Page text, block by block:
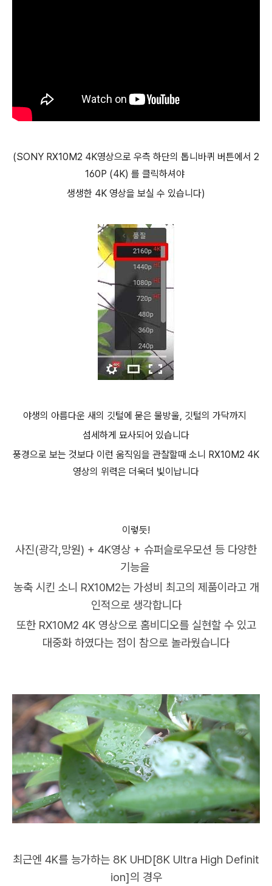
(SONY RX10M2 4K영상으로 우측 하단의 톱니바퀴 버튼에서 2
160P (4K) 를 클릭하셔야
생생한 4K 영상을 보실 수 있습니다)
야생의 아름다운 새의 깃털에 묻은 물방울, 깃털의 가닥까지
섬세하게 묘사되어 있습니다
풍경으로 보는 것보다 이런 움직임을 관찰할때 소니 RX10M2 4K
영상의 위력은 더욱더 빛이납니다
이렇듯!
사진(광각,망원) + 4K영상 + 슈퍼슬로우모션 등 다양한
기능을
농축 시킨 소니 RX10M2는 가성비 최고의 제품이라고 개
인적으로 생각합니다
또한 RX10M2 4K 영상으로 홈비디오를 실현할 수 있고
대중화 하였다는 점이 참으로 놀라웠습니다
최근엔 4K를 능가하는 8K UHD[8K Ultra High Definit
ion]의 경우